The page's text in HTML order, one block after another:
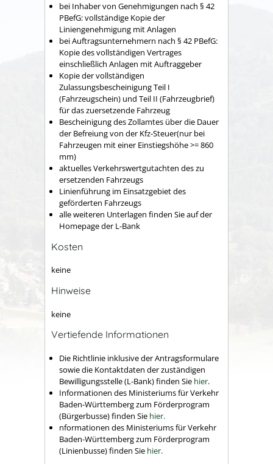
bei Inhaber von Genehmigungen nach § 42
PBefG: vollständige Kopie der
Liniengenehmigung mit Anlagen
bei Auftragsunternehmern nach § 42 PBefG:
Kopie des vollständigen Vertrages
einschließlich Anlagen mit Auftraggeber
Kopie der vollständigen
Zulassungsbescheinigung Teil I
(Fahrzeugschein) und Teil II (Fahrzeugbrief)
für das zuersetzende Fahrzeug
Bescheinigung des Zollamtes über die Dauer
der Befreiung von der Kfz-Steuer(nur bei
Fahrzeugen mit einer Einstiegshöhe >= 860
mm)
aktuelles Verkehrswertgutachten des zu
ersetzenden Fahrzeugs
Linienführung im Einsatzgebiet des
geförderten Fahrzeugs
alle weiteren Unterlagen finden Sie auf der
Homepage der L-Bank
Kosten
keine
Hinweise
keine
Vertiefende Informationen
Die Richtlinie inklusive der Antragsformulare
sowie die Kontaktdaten der zuständigen
Bewilligungsstelle (L-Bank) finden Sie hier.
Informationen des Ministeriums für Verkehr
Baden-Württemberg zum Förderprogram
(Bürgerbusse) finden Sie hier.
nformationen des Ministeriums für Verkehr
Baden-Württemberg zum Förderprogram
(Linienbusse) finden Sie hier.